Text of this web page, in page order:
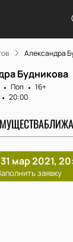
Александра
Будникова
Поп
16+
20:00